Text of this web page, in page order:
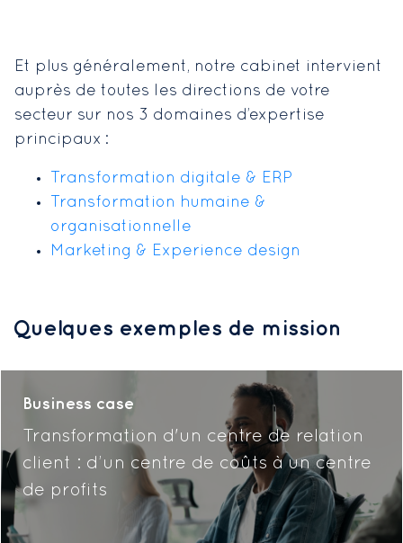
Et plus généralement, notre cabinet intervient
auprès de toutes les directions de votre
secteur sur nos 3 domaines d’expertise
principaux :
Transformation digitale & ERP
Transformation humaine &
organisationnelle
Marketing & Experience design
Quelques exemples de mission
Business case
Transformation d'un centre de relation
client : d’un centre de coûts à un centre
de profits